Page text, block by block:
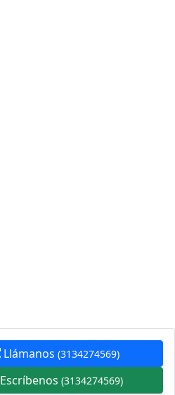
Llámanos (3134274569)
Escríbenos (3134274569)